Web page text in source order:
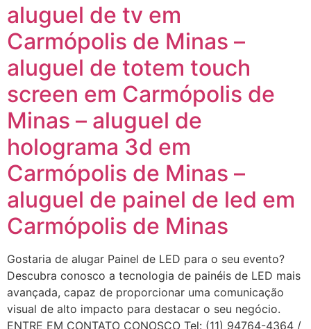
aluguel de tv em
Carmópolis de Minas –
aluguel de totem touch
screen em Carmópolis de
Minas – aluguel de
holograma 3d em
Carmópolis de Minas –
aluguel de painel de led em
Carmópolis de Minas
Gostaria de alugar Painel de LED para o seu evento?
Descubra conosco a tecnologia de painéis de LED mais
avançada, capaz de proporcionar uma comunicação
visual de alto impacto para destacar o seu negócio.
ENTRE EM CONTATO CONOSCO Tel: (11) 94764-4364 /